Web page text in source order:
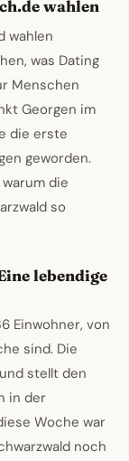
wahlen
wahlen
was Dating
Menschen
Georgen im
die erste
geworden.
die
so
lebendige
Einwohner, von
sind. Die
stellt den
in der
Woche war
noch